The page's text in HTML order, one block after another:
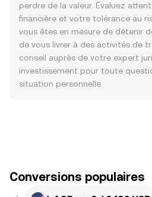
perdre de la valeur. Évaluez
financière et votre tolérance au
vous êtes en mesure de détenir
de vous livrer à des activités de
conseil auprès de votre expert
investissement pour toute
situation personnelle.
Conversions populaires